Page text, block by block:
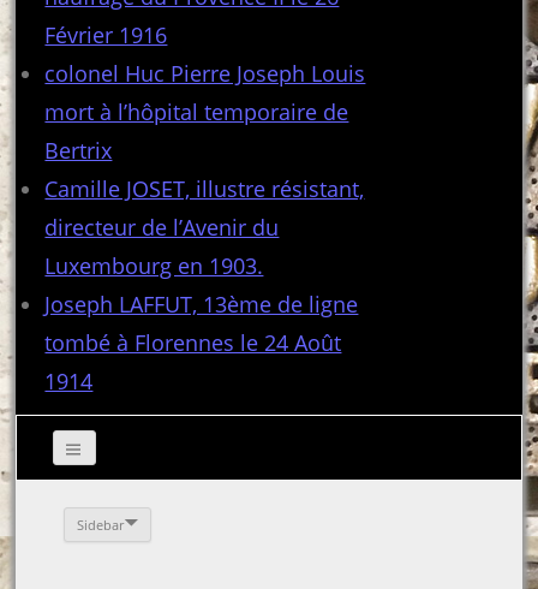
Février 1916
colonel Huc Pierre Joseph Louis
mort à l’hôpital temporaire de
Bertrix
Camille JOSET, illustre résistant,
directeur de l’Avenir du
Luxembourg en 1903.
Joseph LAFFUT, 13ème de ligne
tombé à Florennes le 24 Août
1914
Sidebar